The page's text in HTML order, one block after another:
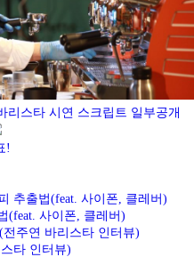
리스타 시연 스크립트 일부공개
!
(feat. 사이폰, 클레버)
타 인터뷰)